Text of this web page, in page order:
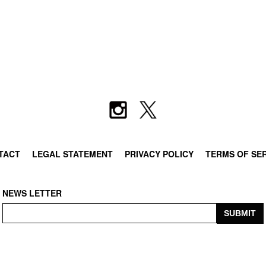
LEGAL STATEMENT PRIVACY POLICY TERMS OF
NEWS LETTER